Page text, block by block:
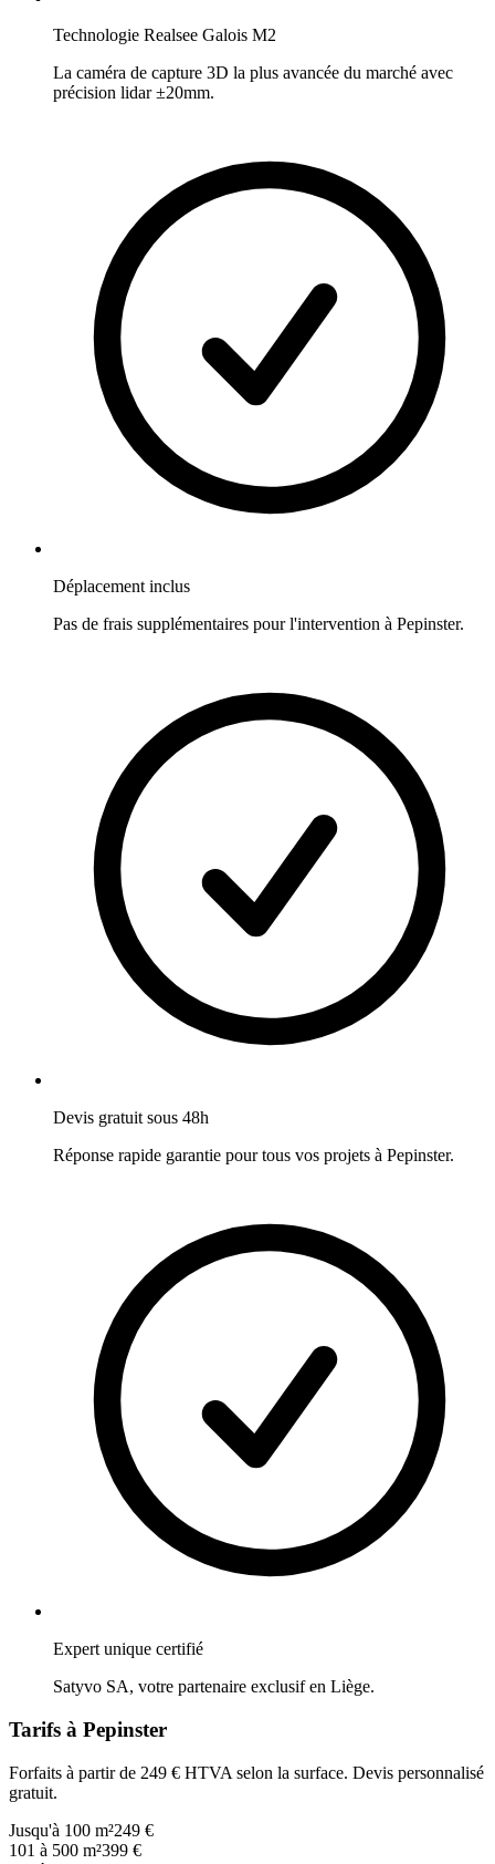
Technologie Realsee Galois M2
La caméra de capture 3D la plus avancée du marché avec
précision lidar ±20mm.
Déplacement inclus
Pas de frais supplémentaires pour l'intervention à Pepinster.
Devis gratuit sous 48h
Réponse rapide garantie pour tous vos projets à Pepinster.
Expert unique certifié
Satyvo SA, votre partenaire exclusif en Liège.
Tarifs à Pepinster
Forfaits à partir de 249 € HTVA selon la surface. Devis personnalisé
gratuit.
Jusqu'à 100 m²249 €
101 à 500 m²399 €